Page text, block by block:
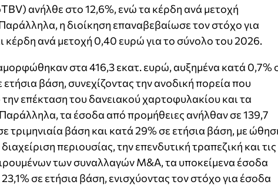
ανήλθε στο 12,6%, ενώ τα κέρδη ανά μετοχή
η διοίκηση επαναβεβαίωσε τον στόχο για
ανά μετοχή 0,40 ευρώ για το σύνολο του 2026.
στα 416,3 εκατ. ευρώ, αυξημένα κατά 0,7%
ετήσια βάση, συνεχίζοντας την ανοδική πορεία που
επέκταση του δανειακού χαρτοφυλακίου και τα
τα έσοδα από προμήθειες ανήλθαν σε 139,7
τριμηνιαία βάση και κατά 29% σε ετήσια βάση, με
περιουσίας, την επενδυτική τραπεζική και τις
των συναλλαγών M&A, τα υποκείμενα έσοδα
σε ετήσια βάση, ενισχύοντας τον στόχο για έσοδα